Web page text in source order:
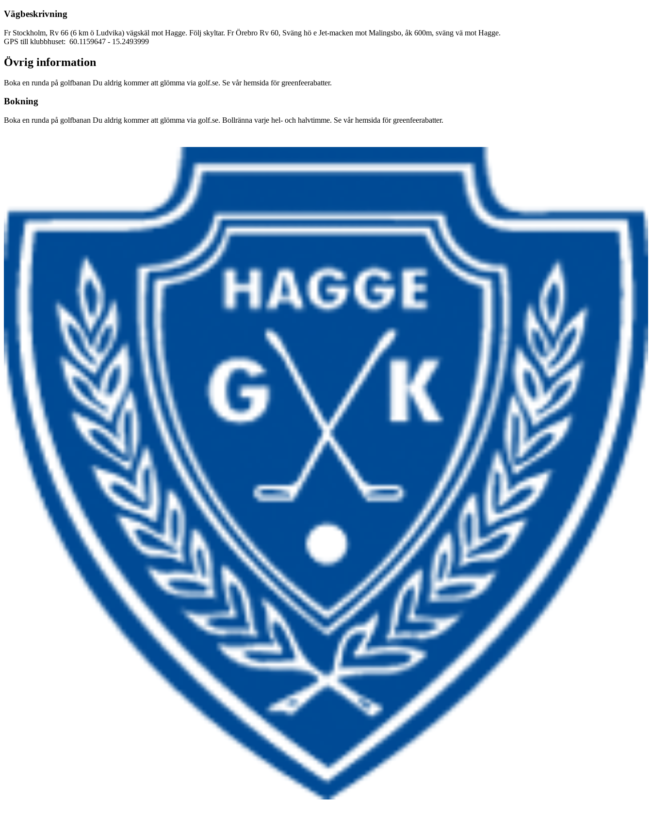
Vägbeskrivning
Fr Stockholm, Rv 66 (6 km ö Ludvika) vägskäl mot Hagge. Följ skyltar. Fr Örebro Rv 60, Sväng hö e Jet-macken mot Malingsbo, åk 600m, sväng vä mot Hagge.
GPS till klubbhuset: 60.1159647 - 15.2493999
Övrig information
Boka en runda på golfbanan Du aldrig kommer att glömma via golf.se. Se vår hemsida för greenfeerabatter.
Bokning
Boka en runda på golfbanan Du aldrig kommer att glömma via golf.se. Bollränna varje hel- och halvtimme. Se vår hemsida för greenfeerabatter.